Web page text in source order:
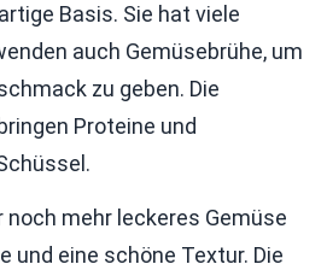
Basis. Sie hat viele
auch Gemüsebrühe, um
zu geben. Die
Proteine und
mehr leckeres Gemüse
und eine schöne Textur. Die